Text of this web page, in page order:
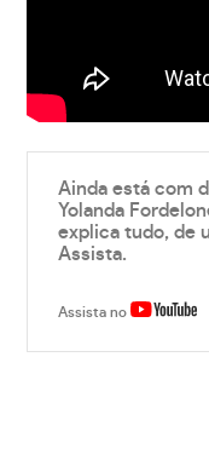
Ainda está com
Yolanda
explica tudo, de
Assista.
Assista no